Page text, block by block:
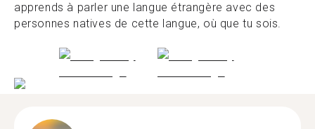
apprends à parler une langue étrangère avec des
personnes natives de cette langue, où que tu sois.